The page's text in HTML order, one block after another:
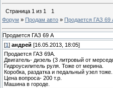
Страница 1 из 1
1
Форум » Продам авто » Продается ГАЗ 69
Продается ГАЗ 69 А
[1 ] андрей [16.05.2013, 18:05]
Продается ГАЗ 69А.
Двигатель- дизель (3 литровый от
Гидроусилитель руля. Тоже от мерина.
Коробка, раздатка и педальный узел тоже.
Цена вопроса- 200 т.р.
Машина в городе.